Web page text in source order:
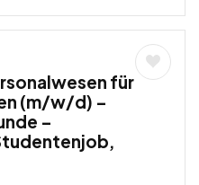
für
(m/w/d) –
–